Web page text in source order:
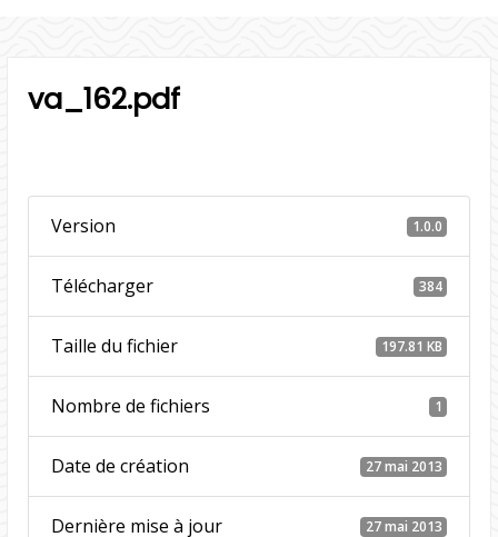
va_162.pdf
Version 1.0.0
Télécharger 384
Taille du fichier 197.81 KB
Nombre de fichiers 1
Date de création 27 mai 2013
Dernière mise à jour 27 mai 2013